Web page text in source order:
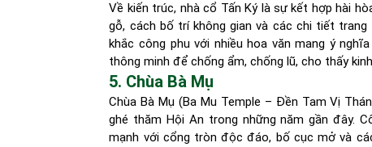
Về kiến trúc, nhà cổ Tấn Ký là sự kết hợp hài
gỗ, cách bố trí không gian và các chi tiết
khắc công phu với nhiều hoa văn mang ý
thông minh để chống ẩm, chống lũ, cho thấy
5. Chùa Bà Mụ
Chùa Bà Mụ (Ba Mu Temple – Đền Tam Vị
ghé thăm Hội An trong những năm gần đây.
mạnh với cổng tròn độc đáo, bố cục mở và